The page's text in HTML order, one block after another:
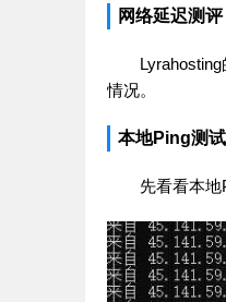
网络延迟测评
情况。
本地Ping测试
先看看本地